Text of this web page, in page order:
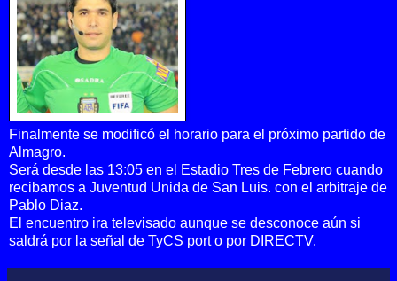
Finalmente se modificó el horario para el próximo partido de
Almagro.
Será desde las 13:05 en el Estadio Tres de Febrero cuando
recibamos a Juventud Unida de San Luis. con el arbitraje de
Pablo Diaz.
El encuentro ira televisado aunque se desconoce aún si
saldrá por la señal de TyCS port o por DIRECTV.